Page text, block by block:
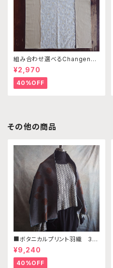
組み合わせ選べるChangenab
leエプロン ※前部分のみ サ
ークル刺繍ベージュ×ベージュ×
ベージュ （※本体部分は別売
りです）
¥2,970
40%OFF
その他の商品
■ボタニカルプリント羽織 3W
AY 『HAORI』くすみグリーン
¥9,240
40%OFF